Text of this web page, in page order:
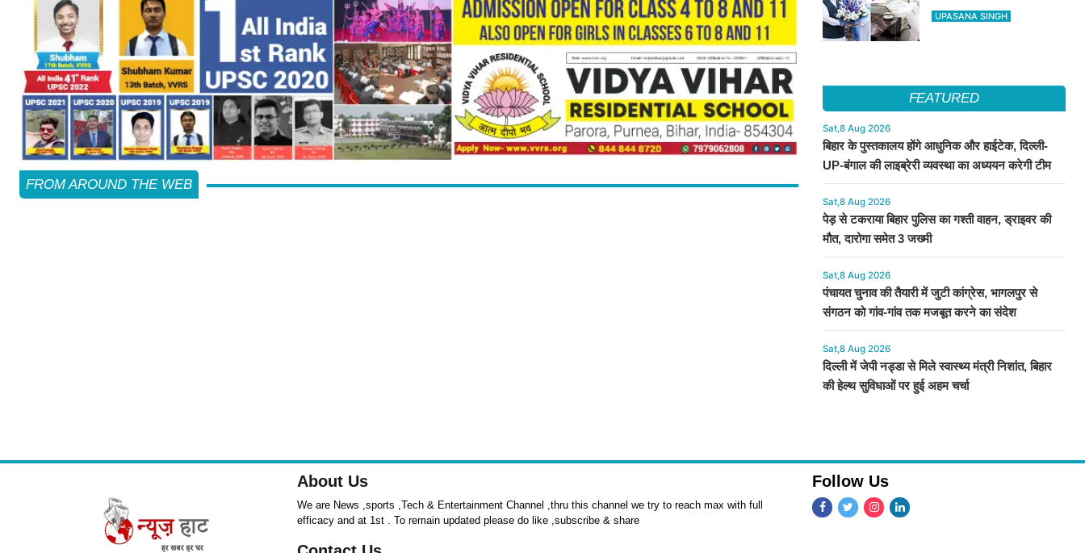
FROM AROUND THE WEB
हेल्थ सुविधाओं पर हुई अहम चर्चा
UPASANA SINGH
FEATURED
Sat,8 Aug 2026
बिहार के पुस्तकालय होंगे आधुनिक और हाईटेक, दिल्ली-
UP-बंगाल की लाइब्रेरी व्यवस्था का अध्ययन करेगी टीम
Sat,8 Aug 2026
पेड़ से टकराया बिहार पुलिस का गश्ती वाहन, ड्राइवर की
मौत, दारोगा समेत 3 जख्मी
Sat,8 Aug 2026
पंचायत चुनाव की तैयारी में जुटी कांग्रेस, भागलपुर से
संगठन को गांव-गांव तक मजबूत करने का संदेश
Sat,8 Aug 2026
दिल्ली में जेपी नड्डा से मिले स्वास्थ्य मंत्री निशांत, बिहार
की हेल्थ सुविधाओं पर हुई अहम चर्चा
About Us
We are News ,sports ,Tech & Entertainment Channel ,thru this channel we try to reach max with full
efficacy and at 1st . To remain updated please do like ,subscribe & share
Follow Us